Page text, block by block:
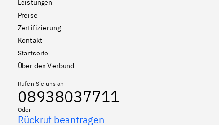
Leistungen
Preise
Zertifizierung
Kontakt
Startseite
Über den Verbund
Rufen Sie uns an
08938037711
Oder
Rückruf beantragen